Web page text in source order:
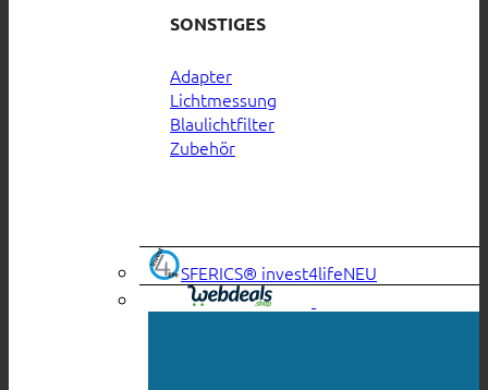
SONSTIGES
Adapter
Lichtmessung
Blaulichtfilter
Zubehör
SFERICS® invest4life